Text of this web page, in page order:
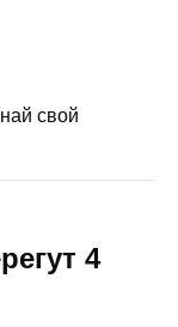
свой
4